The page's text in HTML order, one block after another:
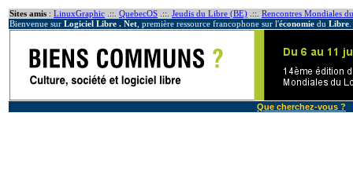
Sites amis : LinuxGraphic .::. QuebecOS .::. Jeudis du Libre (BE) .::. Rencontres Mondiales
Bienvenue sur Logiciel Libre . Net , première ressource francophone sur l'économie du Libre
Que cherchez-vous ?